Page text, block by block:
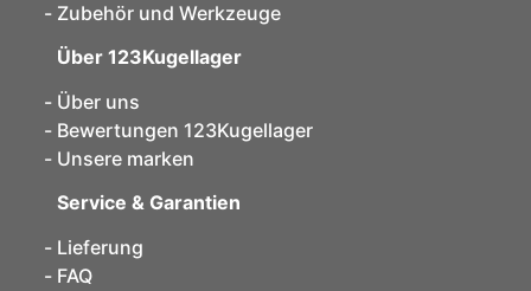
Zubehör und Werkzeuge
Über 123Kugellager
Über uns
Bewertungen 123Kugellager
Unsere marken
Service & Garantien
Lieferung
FAQ